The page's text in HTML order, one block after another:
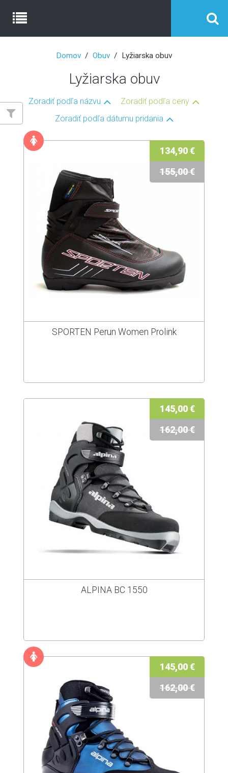
Domov Obuv Lyžiarska obuv
Lyžiarska obuv
Zoradiť podľa názvu
Zoradiť podľa ceny
Zoradiť podľa dátumu pridania
134,90 €
155,00 €
SPORTEN Perun Women Prolink
145,00 €
162,00 €
ALPINA BC 1550
145,00 €
162,00 €